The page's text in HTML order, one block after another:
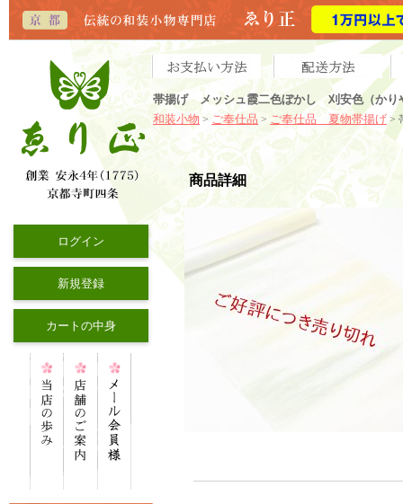
帯揚げ メッシュ霞二色ぼかし 刈安色（かり
和装小物 > ご奉仕品 > ご奉仕品 夏物帯揚げ>
ログイン
新規登録
カートの中身
商品詳細